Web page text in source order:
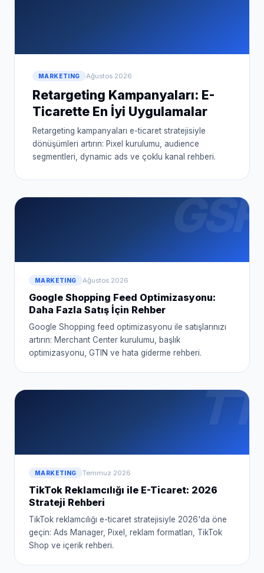
MARKETING Ağustos 2026
Retargeting Kampanyaları: E-
Ticarette En İyi Uygulamalar
Retargeting kampanyaları e-ticaret stratejisiyle
dönüşümleri artırın: Pixel kurulumu, audience
segmentleri, dynamic ads ve çoklu kanal rehberi.
GSF
MARKETING Ağustos 2026
Google Shopping Feed Optimizasyonu:
Daha Fazla Satış İçin Rehber
Google Shopping feed optimizasyonu ile satışlarınızı
artırın: Merchant Center kurulumu, başlık
optimizasyonu, GTIN ve hata giderme rehberi.
TT
MARKETING Temmuz 2026
TikTok Reklamcılığı ile E-Ticaret: 2026
Strateji Rehberi
TikTok reklamcılığı e-ticaret stratejisiyle 2026'da öne
geçin: Ads Manager, Pixel, reklam formatları, TikTok
Shop ve içerik rehberi.